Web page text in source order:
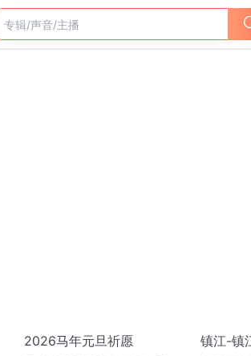
2026马年元旦祈愿 镇江-镇